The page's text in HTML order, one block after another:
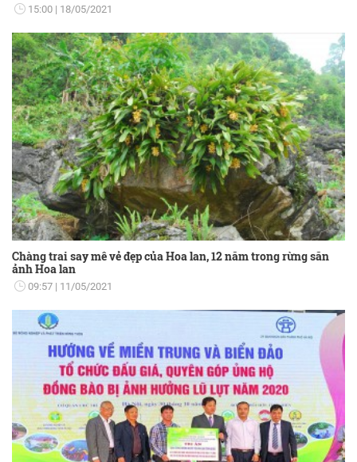
15:00 18/05/2021
Chàng trai say mê vẻ đẹp của Hoa lan, 12 năm trong rừng săn
ảnh Hoa lan
09:57 11/05/2021